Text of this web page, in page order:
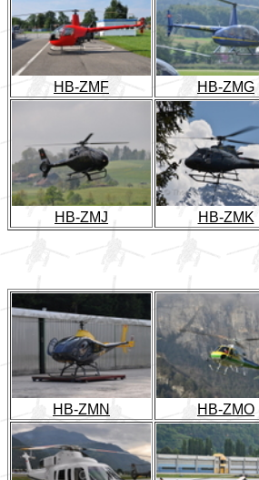
HB-ZMF HB-ZMG
HB-ZMJ HB-ZMK
HB-ZMN HB-ZMO